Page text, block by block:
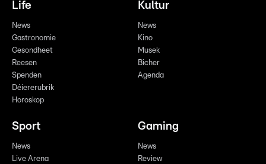
Life
News
Gastronomie
Gesondheet
Reesen
Spenden
Déiererubrik
Horoskop
Kultur
News
Kino
Musek
Bicher
Agenda
Sport
News
Live Arena
Gaming
News
Review